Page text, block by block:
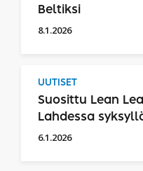
Beltiksi
8.1.2026
UUTISET
Suosittu Lean
Lahdessa
6.1.2026